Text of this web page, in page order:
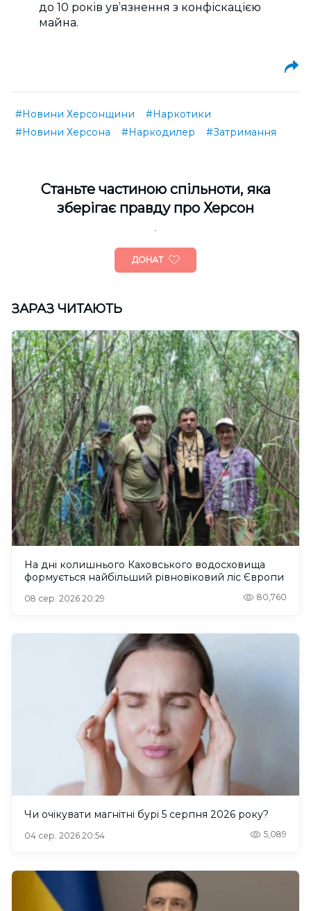
до 10 років ув’язнення з конфіскацією
майна.
#Новини Херсонщини
#Наркотики
#Новини Херсона
#Наркодилер #Затримання
Cтаньте частиною спільноти, яка
зберігає правду про Херсон
ДОНАТ
ЗАРАЗ ЧИТАЮТЬ
На дні колишнього Каховського водосховища
формується найбільший рівновіковий ліс Європи
08 сер. 2026 20:29 80,760
Чи очікувати магнітні бурі 5 серпня 2026 року?
04 сер. 2026 20:54 5,089